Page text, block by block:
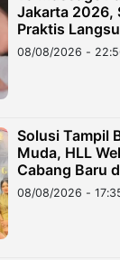
Jakarta 2026,
Praktis
08/08/2026 -
Solusi Tampil
Muda, HLL
Cabang Baru
08/08/2026 -